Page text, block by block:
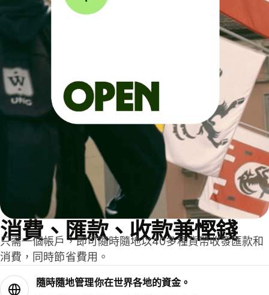
消費、匯款、收款兼慳錢
只需一個帳戶，即可隨時隨地以40多種貨幣收發匯款和
消費，同時節省費用。
隨時隨地管理你在世界各地的資金。